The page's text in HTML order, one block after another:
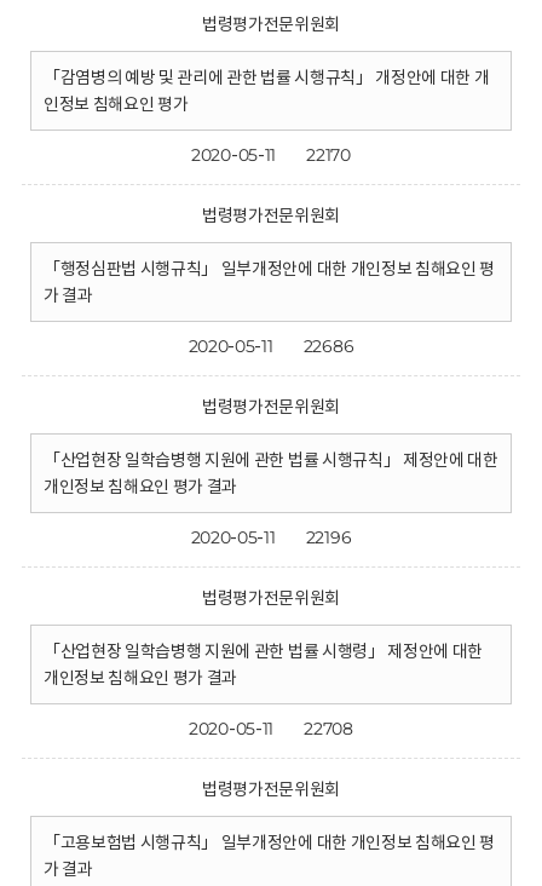
법령평가전문위원회
「감염병의 예방 및 관리에 관한 법률 시행규칙」 개정안에 대한 개
인정보 침해요인 평가
2020-05-11 22170
법령평가전문위원회
「행정심판법 시행규칙」 일부개정안에 대한 개인정보 침해요인 평
가 결과
2020-05-11 22686
법령평가전문위원회
「산업현장 일학습병행 지원에 관한 법률 시행규칙」 제정안에 대한
개인정보 침해요인 평가 결과
2020-05-11 22196
법령평가전문위원회
「산업현장 일학습병행 지원에 관한 법률 시행령」 제정안에 대한
개인정보 침해요인 평가 결과
2020-05-11 22708
법령평가전문위원회
「고용보험법 시행규칙」 일부개정안에 대한 개인정보 침해요인 평
가 결과